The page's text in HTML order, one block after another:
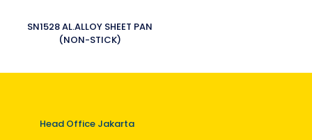
SN1528 AL.ALLOY SHEET PAN
(NON-STICK)
Head Office Jakarta